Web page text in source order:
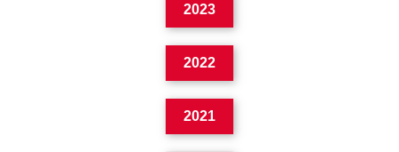
2023
2022
2021